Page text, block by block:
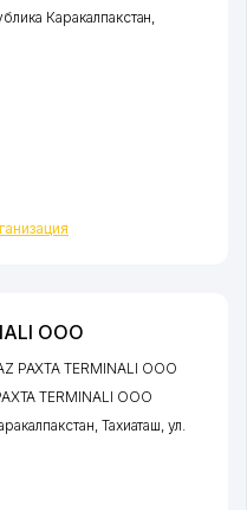
Каракалпакстан,
ООО
PAXTA TERMINALI ООО
TERMINALI ООО
, Тахиаташ,ул.